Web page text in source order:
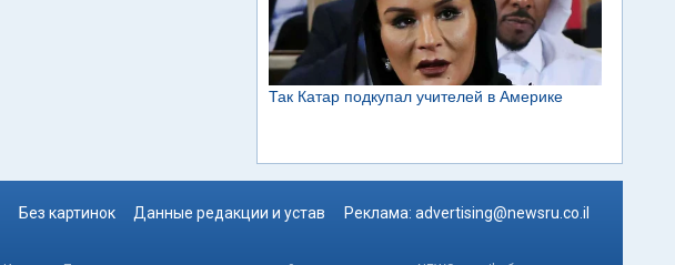
Без картинок Данные редакции и устав Реклама: advertising@newsru.co.il